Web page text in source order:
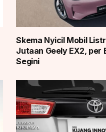
Skema Nyicil Mobil
Jutaan Geely EX2, per
Segini